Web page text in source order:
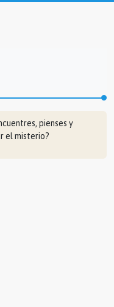
pienses y
el misterio?